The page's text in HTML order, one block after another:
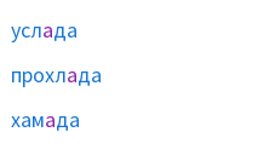
услада
прохлада
хамада